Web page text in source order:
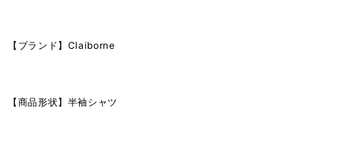
【ブランド】Claiborne
【商品形状】半袖シャツ